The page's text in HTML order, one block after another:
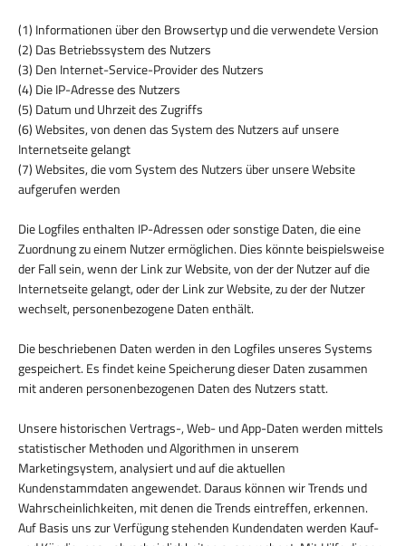
(1) Informationen über den Browsertyp und die verwendete Version
(2) Das Betriebssystem des Nutzers
(3) Den Internet-Service-Provider des Nutzers
(4) Die IP-Adresse des Nutzers
(5) Datum und Uhrzeit des Zugriffs
(6) Websites, von denen das System des Nutzers auf unsere
Internetseite gelangt
(7) Websites, die vom System des Nutzers über unsere Website
aufgerufen werden
Die Logfiles enthalten IP-Adressen oder sonstige Daten, die eine
Zuordnung zu einem Nutzer ermöglichen. Dies könnte beispielsweise
der Fall sein, wenn der Link zur Website, von der der Nutzer auf die
Internetseite gelangt, oder der Link zur Website, zu der der Nutzer
wechselt, personenbezogene Daten enthält.
Die beschriebenen Daten werden in den Logfiles unseres Systems
gespeichert. Es findet keine Speicherung dieser Daten zusammen
mit anderen personenbezogenen Daten des Nutzers statt.
Unsere historischen Vertrags-, Web- und App-Daten werden mittels
statistischer Methoden und Algorithmen in unserem
Marketingsystem, analysiert und auf die aktuellen
Kundenstammdaten angewendet. Daraus können wir Trends und
Wahrscheinlichkeiten, mit denen die Trends eintreffen, erkennen.
Auf Basis uns zur Verfügung stehenden Kundendaten werden Kauf-